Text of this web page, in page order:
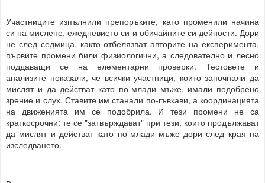
Участниците изпълнили препоръките, като променили начина
си на мислене, ежедневието си и обичайните си дейности. Дори
не след седмица, както отбелязват авторите на експеримента,
първите промени били физиологични, а следователно и лесно
поддаващи се на елементарни проверки. Тестовете и
анализите показали, че всички участници, които започнали да
мислят и да действат като по-млади мъже, имали подобрено
зрение и слух. Ставите им станали по-гъвкави, а координацията
на движенията им се подобрила. И тези промени не са
краткосрочни: те се "затвърждават" при тези, които продължават
да мислят и действат като по-млади мъже дори след края на
изследването.